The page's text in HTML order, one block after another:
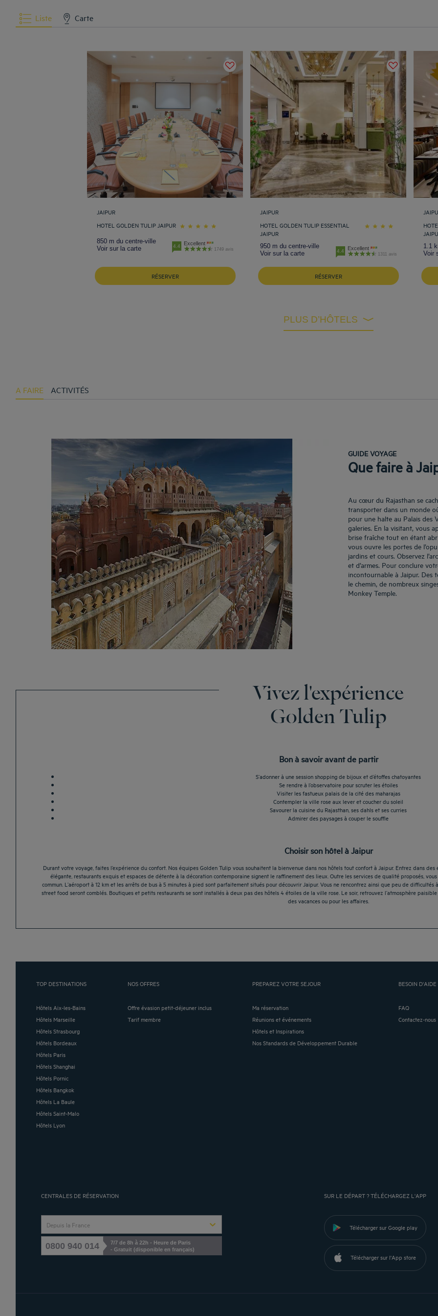
Liste Carte
JAIPUR
HOTEL GOLDEN TULIP JAIPUR
850 m du centre-ville
Voir sur la carte
4.4 Excellent
1749 avis
RÉSERVER
JAIPUR
HOTEL GOLDEN TULIP ESSENTIAL
JAIPUR
950 m du centre-ville
Voir sur la carte
4.4 Excellent
1311 avis
RÉSERVER
1.1
Voir
PLUS D’HÔTELS
A FAIRE ACTIVITÉS
GUIDE VOYAGE
Que faire à
Au cœur du Rajasthan se
transporter dans un monde
pour une halte au Palais des
galeries. En la visitant, vous
brise fraîche tout en étant
vous ouvre les portes de
jardins et cours. Observez
et d’armes. Pour conclure
incontournable à Jaipur. Des
le chemin, de nombreux
Monkey Temple.
Vivez l'expérience
Golden Tulip
Bon à savoir avant de partir
S’adonner à une session shopping de bijoux et d’étoffes chatoyantes
Se rendre à l’observatoire pour scruter les étoiles
Visiter les fastueux palais de la cité des maharajas
Contempler la ville rose aux lever et coucher du soleil
Savourer la cuisine du Rajasthan, ses dahls et ses curries
Admirer des paysages à couper le souffle
Choisir son hôtel à Jaipur
Durant votre voyage, faites l’expérience du confort. Nos équipes Golden Tulip vous souhaitent la bienvenue dans nos hôtels tout confort à Jaipur. Entrez dans des
élégante, restaurants exquis et espaces de détente à la décoration contemporaine signent le raffinement des lieux. Outre les services de qualité proposés,
commun. L’aéroport à 12 km et les arrêts de bus à 5 minutes à pied sont parfaitement situés pour découvrir Jaipur. Vous ne rencontrez ainsi que peu de
street food seront comblés. Boutiques et petits restaurants se sont installés à deux pas des hôtels 4 étoiles de la ville rose. Le soir, retrouvez l’atmosphère
des vacances ou pour les affaires.
TOP DESTINATIONS
Hôtels Aix-les-Bains
Hôtels Marseille
Hôtels Strasbourg
Hôtels Bordeaux
Hôtels Paris
Hôtels Shanghai
Hôtels Pornic
Hôtels Bangkok
Hôtels La Baule
Hôtels Saint-Malo
Hôtels Lyon
NOS OFFRES
Offre évasion petit-déjeuner inclus
Tarif membre
PREPAREZ VOTRE SEJOUR
Ma réservation
Réunions et événements
Hôtels et Inspirations
Nos Standards de Développement Durable
BESOIN D'AIDE
FAQ
Contactez-nous
CENTRALES DE RÉSERVATION
Depuis la France
0800 940 014
7/7 de 8h à 22h - Heure de Paris
- Gratuit (disponible en français)
SUR LE DÉPART ? TÉLÉCHARGEZ L'APP
Télécharger sur Google play
Télécharger sur l'App store